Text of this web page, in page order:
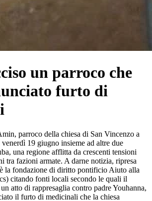
un parroco che
furto di
parroco della chiesa di San Vincenzo a
19 giugno insieme ad altre due
una regione afflitta da crescenti tensioni
tra fazioni armate. A darne notizia, ripresa
la fondazione di diritto pontificio Aiuto alla
citando fonti locali secondo le quali il
atto di rappresaglia contro padre Youhanna,
il furto di medicinali che la chiesa